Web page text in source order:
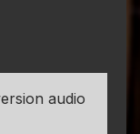
audio